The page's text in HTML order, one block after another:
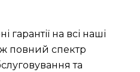
на всі наші
повний спектр
та